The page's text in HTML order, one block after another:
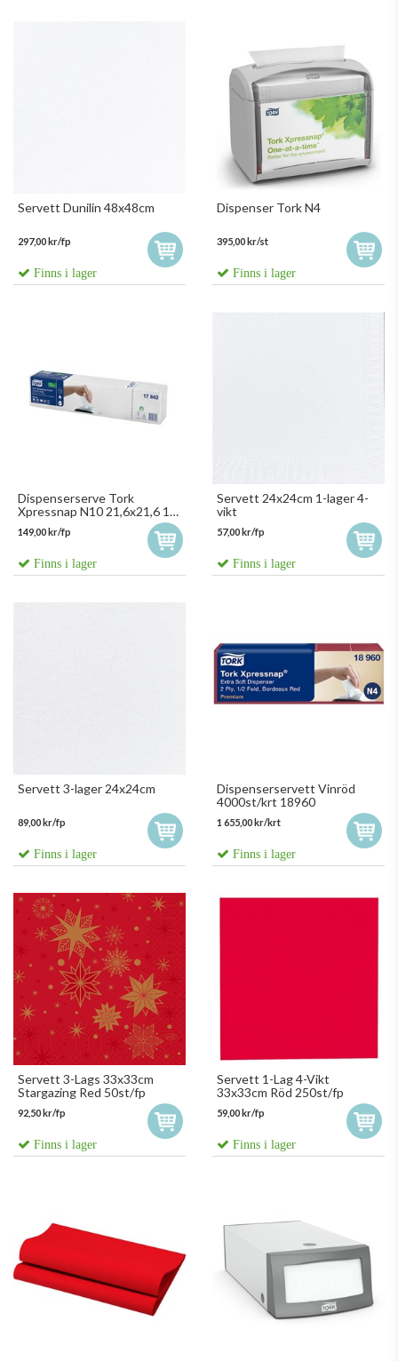
Servett Dunilin 48x48cm
297,00 kr/fp
Finns i lager
Dispenser Tork N4
395,00 kr/st
Finns i lager
Dispenserserve Tork
Xpressnap N10 21,6x21,6 1/4
Vikt Vit 17840 8fp/krt
149,00 kr/fp
Finns i lager
Servett 24x24cm 1-lager 4-
vikt
57,00 kr/fp
Finns i lager
Servett 3-lager 24x24cm
89,00 kr/fp
Finns i lager
Dispenserservett Vinröd
4000st/krt 18960
1 655,00 kr/krt
Finns i lager
Servett 3-Lags 33x33cm
Stargazing Red 50st/fp
92,50 kr/fp
Finns i lager
Servett 1-Lag 4-Vikt
33x33cm Röd 250st/fp
59,00 kr/fp
Finns i lager